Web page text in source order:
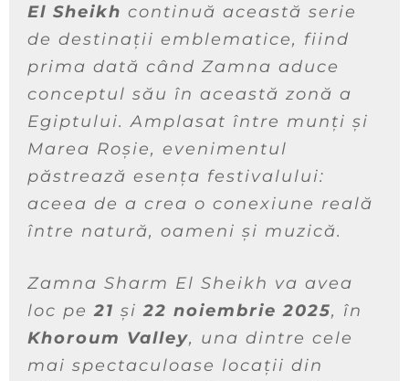
El Sheikh continuă această serie
de destinații emblematice, fiind
prima dată când Zamna aduce
conceptul său în această zonă a
Egiptului. Amplasat între munți și
Marea Roșie, evenimentul
păstrează esența festivalului:
aceea de a crea o conexiune reală
între natură, oameni și muzică.
Zamna Sharm El Sheikh va avea
loc pe 21 și22 noiembrie 2025, în
Khoroum Valley, una dintre cele
mai spectaculoase locații din